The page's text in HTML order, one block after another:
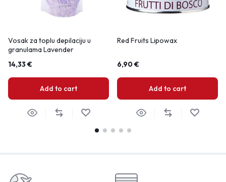
Vosak za toplu depilaciju u
granulama Lavender
14,33€
Add to cart
Red Fruits Lipowax
6,90€
Add to cart